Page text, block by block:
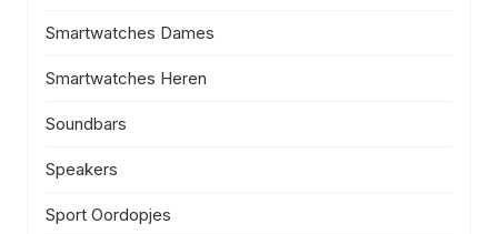
Smartwatches Dames
Smartwatches Heren
Soundbars
Speakers
Sport Oordopjes